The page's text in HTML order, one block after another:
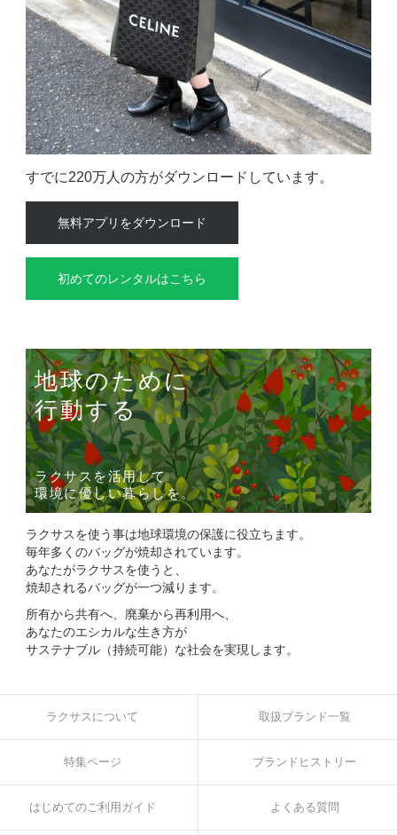
すでに220万人の方がダウンロードしています。
無料アプリをダウンロード
初めてのレンタルはこちら
地球のために
行動する
ラクサスを活用して
環境に優しい暮らしを。
ラクサスを使う事は地球環境の保護に役立ちます。
毎年多くのバッグが焼却されています。
あなたがラクサスを使うと、
焼却されるバッグが一つ減ります。
所有から共有へ、廃棄から再利用へ、
あなたのエシカルな生き方が
サステナブル（持続可能）な社会を実現します。
ラクサスについて 取扱ブランド一覧
特集ページ ブランドヒストリー
はじめてのご利用ガイド よくある質問